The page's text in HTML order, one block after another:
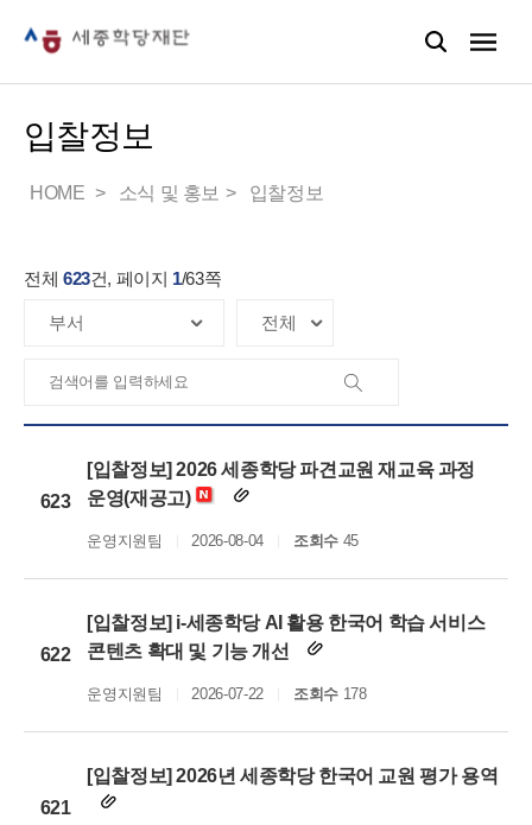
입찰정보
HOME 소식 및 홍보 입찰정보
전체 623건, 페이지 1/63쪽
623
[입찰정보] 2026 세종학당 파견교원 재교육 과정
운영(재공고)
운영지원팀 2026-08-04 조회수45
622
[입찰정보] i-세종학당 AI 활용 한국어 학습 서비스
콘텐츠 확대 및 기능 개선
운영지원팀 2026-07-22 조회수178
621
[입찰정보] 2026년 세종학당 한국어 교원 평가 용역